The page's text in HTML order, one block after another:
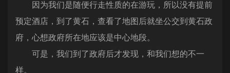
因为我们是随便行走性质的在游玩，所以没有提前
预定酒店，到了黄石，查看了地图后就坐公交到黄石政
府，心想政府所在地应该是中心地段。
可是，我们到了政府后才发现，和我们想的不一
样。